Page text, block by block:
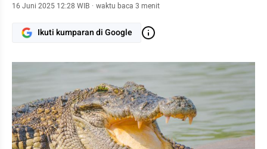
16 Juni 2025 12:28 WIB · waktu baca 3 menit
Ikuti kumparan di Google